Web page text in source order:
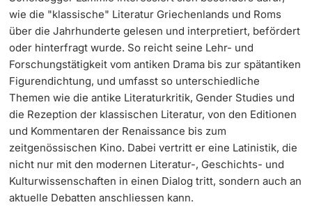
wie die "klassische" Literatur Griechenlands und Roms
über die Jahrhunderte gelesen und interpretiert, befördert
oder hinterfragt wurde. So reicht seine Lehr- und
Forschungstätigkeit vom antiken Drama bis zur spätantiken
Figurendichtung, und umfasst so unterschiedliche
Themen wie die antike Literaturkritik, Gender Studies und
die Rezeption der klassischen Literatur, von den Editionen
und Kommentaren der Renaissance bis zum
zeitgenössischen Kino. Dabei vertritt er eine Latinistik, die
nicht nur mit den modernen Literatur-, Geschichts- und
Kulturwissenschaften in einen Dialog tritt, sondern auch an
aktuelle Debatten anschliessen kann.